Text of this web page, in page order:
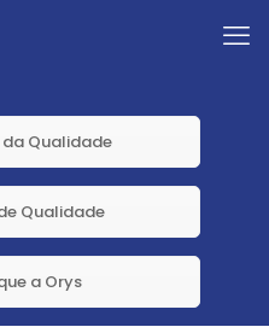
Qualidade
Qualidade
a Orys